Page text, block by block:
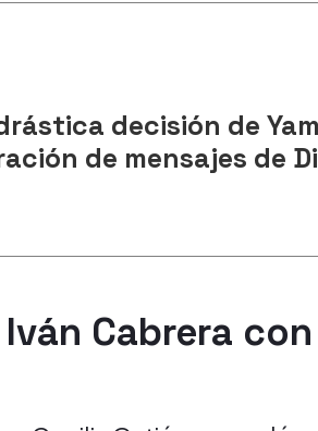
decisión de
de mensajes de
Cabrera